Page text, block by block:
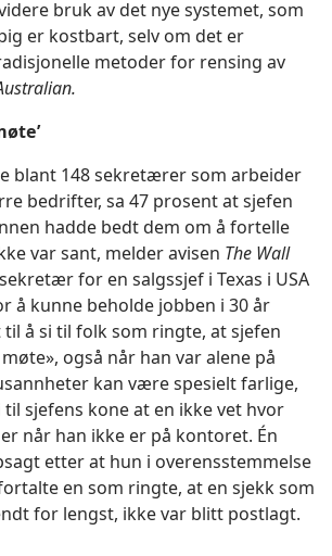
bruk av det nye systemet, som
er kostbart, selv om det er
metoder for rensing av
blant 148 sekretærer som arbeider
bedrifter, sa 47 prosent at sjefen
hadde bedt dem om å fortelle
var sant, melder avisen The Wall
for en salgssjef i Texas i USA
å kunne beholde jobben i 30 år
å si til folk som ringte, at sjefen
også når han var alene på
kan være spesielt farlige,
sjefens kone at en ikke vet hvor
når han ikke er på kontoret. Én
etter at hun i overensstemmelse
en som ringte, at en sjekk som
for lengst, ikke var blitt postlagt.